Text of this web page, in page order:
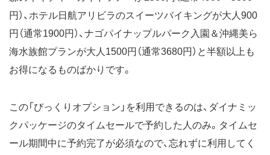
円）、ホテル日航アリビラのスイーツバイキングが大人900
円（通常1900円）、ナゴパイナップルパーク入園＆沖縄美ら
海水族館プランが大人1500円（通常3680円）と半額以上も
お得になるものばかりです。
この「びっくりオプション」を利用できるのは、ダイナミッ
クパッケージのタイムセールで予約した人のみ。タイムセ
ール期間中に予約完了が必須なので、忘れずに利用してく